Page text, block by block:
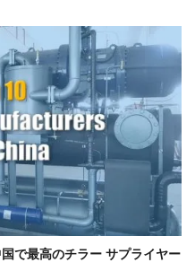
で最高のチラー サプライヤー